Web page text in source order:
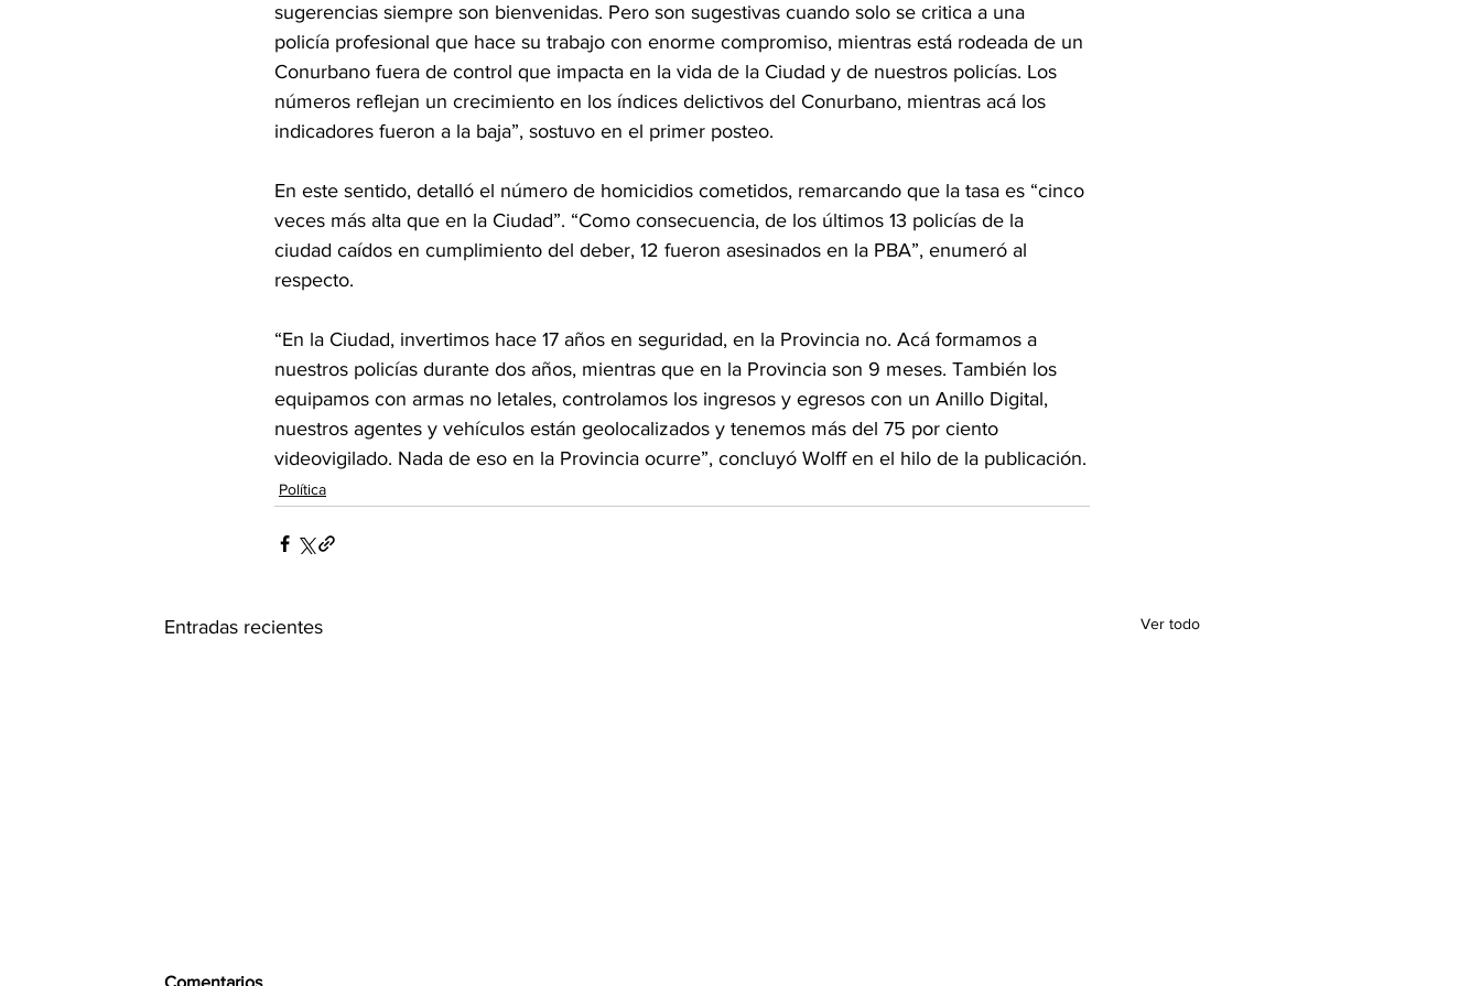
sugerencias siempre son bienvenidas. Pero son sugestivas cuando solo se critica a una
policía profesional que hace su trabajo con enorme compromiso, mientras está rodeada de un
Conurbano fuera de control que impacta en la vida de la Ciudad y de nuestros policías. Los
números reflejan un crecimiento en los índices delictivos del Conurbano, mientras acá los
indicadores fueron a la baja”, sostuvo en el primer posteo.
En este sentido, detalló el número de homicidios cometidos, remarcando que la tasa es “cinco
veces más alta que en la Ciudad”. “Como consecuencia, de los últimos 13 policías de la
ciudad caídos en cumplimiento del deber, 12 fueron asesinados en la PBA”, enumeró al
respecto.
“En la Ciudad, invertimos hace 17 años en seguridad, en la Provincia no. Acá formamos a
nuestros policías durante dos años, mientras que en la Provincia son 9 meses. También los
equipamos con armas no letales, controlamos los ingresos y egresos con un Anillo Digital,
nuestros agentes y vehículos están geolocalizados y tenemos más del 75 por ciento
videovigilado. Nada de eso en la Provincia ocurre”, concluyó Wolff en el hilo de la publicación.
Política
Entradas recientes Ver todo
Comentarios